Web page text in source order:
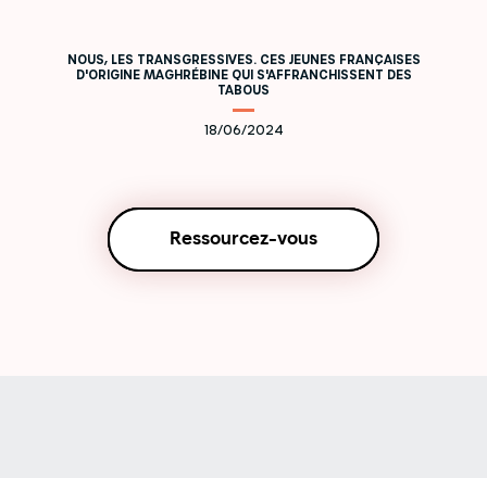
NOUS, LES TRANSGRESSIVES. CES JEUNES FRANÇAISES
D'ORIGINE MAGHRÉBINE QUI S'AFFRANCHISSENT DES
TABOUS
18/06/2024
Ressourcez-vous